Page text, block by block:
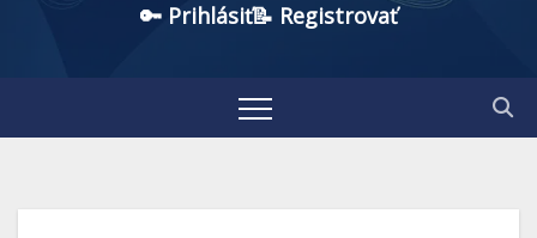
🔑 Prihlásiť📝 Registrovať